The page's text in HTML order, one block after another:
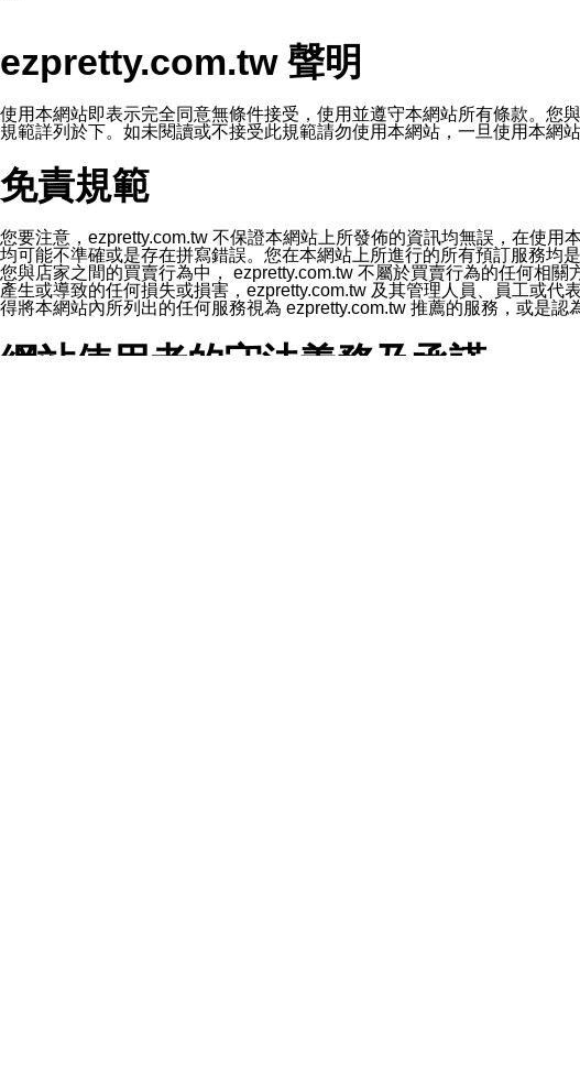
本公司/本服務將以通知型訊息傳送重要訊息給您。即使未加入本公司/
本公司/本服務傳送之通知型訊息以對您有效且重要的訊息為限，以廣
2.該 LINE 帳號已在 LINE APP 設定中，同意接收通知型訊息。
3.LINE 帳號未封鎖傳送訊息之 LINE 官方帳號。
欲變更通知型訊息的設定，操作如下：
1.點選「主頁」＞「設定」
2.點選「隱私設定」
3.點選「提供使用資料」
5.開關「接收LINE通知型訊息」
❗️關閉「接收通知型訊息」後，將不會接收到來自任何企業官方帳號或
ezpretty.com.tw 聲明
使用本網站即表示完全同意無條件接受，使用並遵守本網站所有條款。您
規範詳列於下。如未閱讀或不接受此規範請勿使用本網站，一旦使用本網
免責規範
您要注意，ezpretty.com.tw 不保證本網站上所發佈的資訊均無誤，在使
均可能不準確或是存在拼寫錯誤。您在本網站上所進行的所有預訂服務均
您與店家之間的買賣行為中， ezpretty.com.tw 不屬於買賣行為的任何相
產生或導致的任何損失或損害，ezpretty.com.tw 及其管理人員、員工或
得將本網站內所列出的任何服務視為 ezpretty.com.tw 推薦的服務，或是
網站使用者的守法義務及承諾